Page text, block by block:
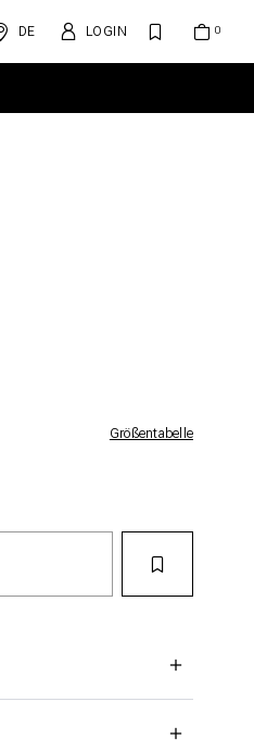
DE LOGIN
Größentabelle